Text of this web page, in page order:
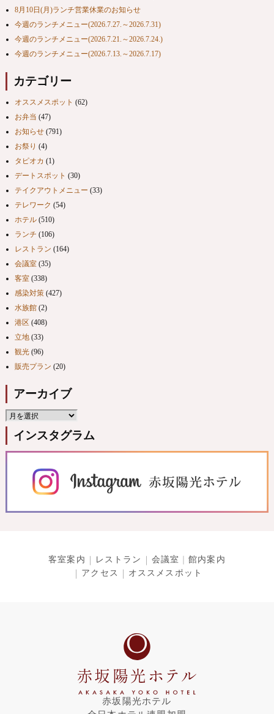
8月10日(月)ランチ営業休業のお知らせ
今週のランチメニュー(2026.7.27.～2026.7.31)
今週のランチメニュー(2026.7.21.～2026.7.24.)
今週のランチメニュー(2026.7.13.～2026.7.17)
カテゴリー
オススメスポット (62)
お弁当 (47)
お知らせ(791)
お祭り (4)
タピオカ (1)
デートスポット (30)
テイクアウトメニュー (33)
テレワーク (54)
ホテル(510)
ランチ (106)
レストラン (164)
会議室(35)
客室(338)
感染対策(427)
水族館(2)
港区(408)
立地(33)
観光(96)
販売プラン (20)
アーカイブ
インスタグラム
客室案内 レストラン 会議室
館内案内
アクセス
オススメスポット
赤坂陽光ホテル